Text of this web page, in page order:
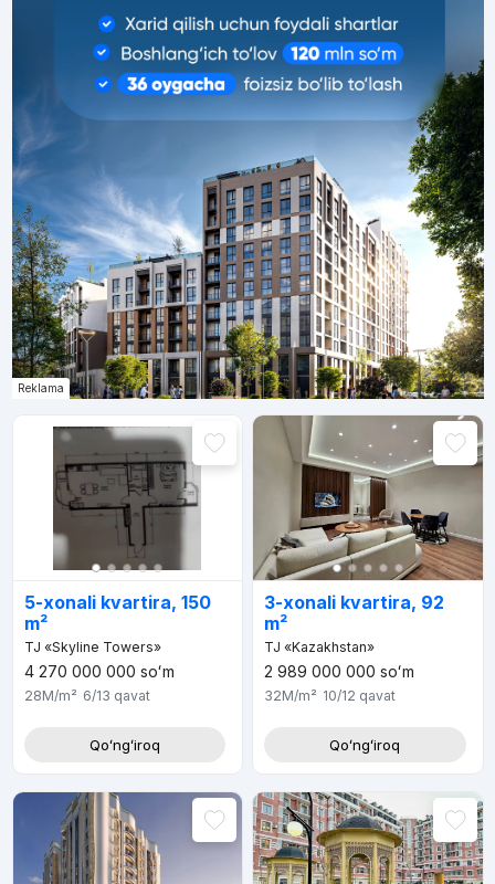
Reklama
5-xonali kvartira, 150
m²
TJ «Skyline Towers»
4 270 000 000 soʻm
28M/m² 6/13 qavat
Qoʻngʻiroq
3-xonali kvartira, 92
m²
TJ «Kazakhstan»
2 989 000 000 soʻm
32M/m² 10/12 qavat
Qoʻngʻiroq